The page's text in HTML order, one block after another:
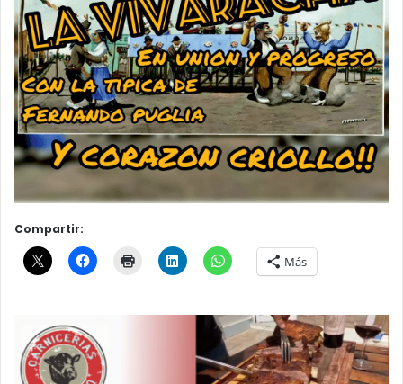
Compartir:
Más